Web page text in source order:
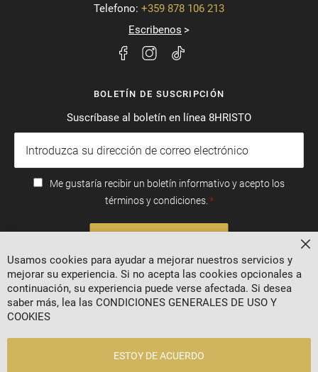
Telefono: +359 878 106 213
Escribenos
BOLETÍN DE SUSCRIPCIÓN
Suscríbase al boletín en línea 8HRISTO
Me gustaría recibir un boletín informativo y acepto los
términos y condiciones.
Usamos cookies para ayudar a mejorar nuestros servicios y
mejorar su experiencia. Si no acepta las cookies opcionales a
continuación, su experiencia puede verse afectada. Si desea
saber más, lea las CONDICIONES GENERALES DE USO Y
COOKIES
ESTOY DE ACUERDO